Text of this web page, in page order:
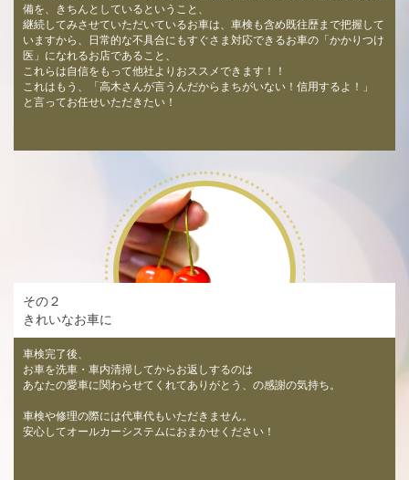
備を、きちんとしているということ、
継続してみさせていただいているお車は、車検も含め既往歴まで把握して
いますから、日常的な不具合にもすぐさま対応できるお車の「かかりつけ
医」になれるお店であること、
これらは自信をもって他社よりおススメできます！！
これはもう、「高木さんが言うんだからまちがいない！信用するよ！」
と言ってお任せいただきたい！
その２
きれいなお車に
車検完了後、
お車を洗車・車内清掃してからお返しするのは
あなたの愛車に関わらせてくれてありがとう、の感謝の気持ち。
車検や修理の際には代車代もいただきません。
安心してオールカーシステムにおまかせください！